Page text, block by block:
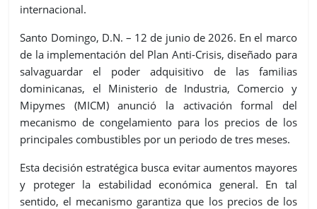
internacional.
Santo Domingo, D.N. – 12 de junio de 2026. En el marco
de la implementación del Plan Anti-Crisis, diseñado para
salvaguardar el poder adquisitivo de las familias
dominicanas, el Ministerio de Industria, Comercio y
Mipymes (MICM) anunció la activación formal del
mecanismo de congelamiento para los precios de los
principales combustibles por un periodo de tres meses.
Esta decisión estratégica busca evitar aumentos mayores
y proteger la estabilidad económica general. En tal
sentido, el mecanismo garantiza que los precios de los